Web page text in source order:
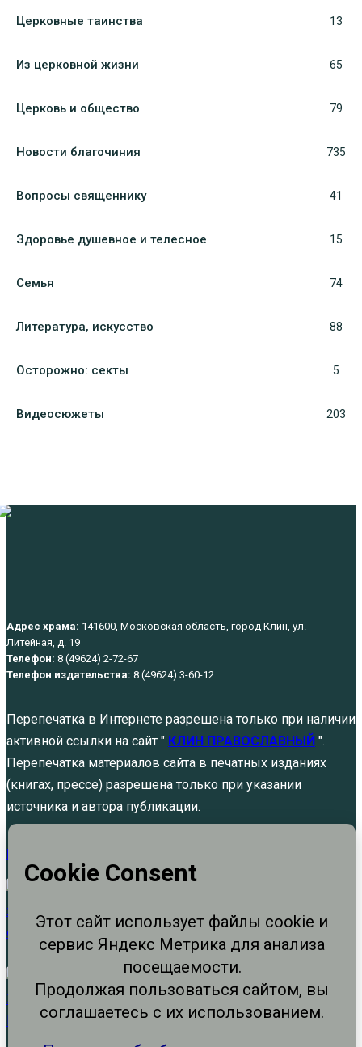
Церковные таинства 13
Из церковной жизни 65
Церковь и общество 79
Новости благочиния 735
Вопросы священнику 41
Здоровье душевное и телесное 15
Семья 74
Литература, искуcство 88
Осторожно: секты 5
Видеосюжеты 203
Адрес храма: 141600, Московская область, город Клин, ул.
Литейная, д. 19
Телефон: 8 (49624) 2-72-67
Телефон издательства: 8 (49624) 3-60-12
Перепечатка в Интернете разрешена только при наличии
активной ссылки на сайт " КЛИН ПРАВОСЛАВНЫЙ ".
Перепечатка материалов сайта в печатных изданиях
(книгах, прессе) разрешена только при указании
источника и автора публикации.
Политика обработки персональных данных
Авг 5, 2026
Явление Христа Марии Магдалине
Авг 4, 2026